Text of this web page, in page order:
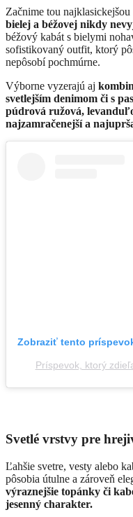
Začnime tou
bielej a béžovej nikdy
béžový kabát s bielymi
sofistikovaný outfit, ktorý
nepôsobí pochmúrne.
Výborne vyzerajú aj
svetlejším denimom či s
púdrová ružová,
najzamračenejší a
Zobraziť tento
Príspevok, ktorý
Svetlé vrstvy pre
Ľahšie svetre, vesty alebo
pôsobia útulne a zároveň
výraznejšie topánky či
jesenný charakter.